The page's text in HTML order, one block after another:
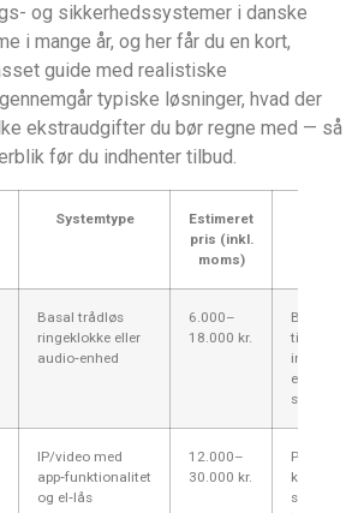
og sikkerhedssystemer i danske
i mange år, og her får du en kort,
guide med realistiske
typiske løsninger, hvad der
ekstraudgifter du bør regne med — så
før du indhenter tilbud.
Systemtype
Estimeret
pris (inkl.
moms)
Basal trådløs
ringeklokke eller
audio‑enhed
6.000–
18.000 kr.
Billigere
til små
ingen
evt.
IP/video med
app‑funktionalitet
og el‑lås
12.000–
30.000 kr.
Populært
sikkerhed